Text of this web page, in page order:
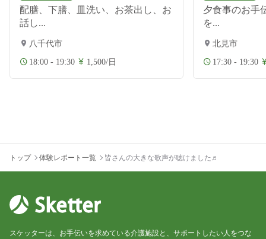
配膳、下膳、皿洗い、お茶出し、お
話し...
八千代市
18:00 - 19:30 1,500/日
夕食事のお手
を...
北見市
17:30 - 19:30
トップ 体験レポート一覧 皆さんの大きな歌声が聴けました♬
スケッターは、お手伝いを求めている介護施設と、サポートしたい人をつな